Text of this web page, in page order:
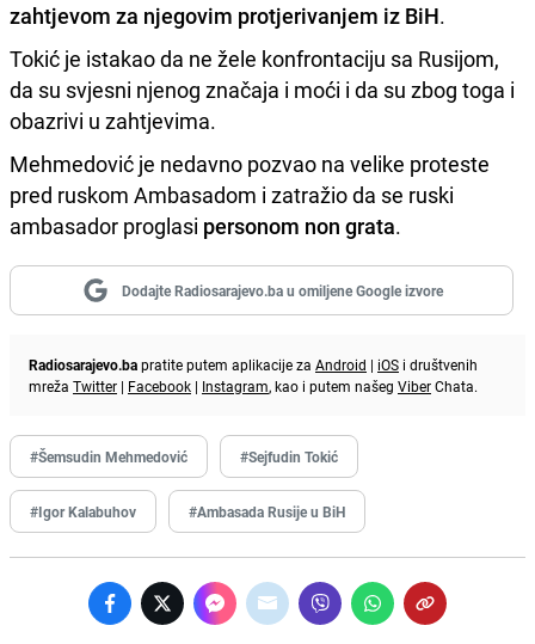
zahtjevom za njegovim protjerivanjem iz BiH.
Tokić je istakao da ne žele konfrontaciju sa Rusijom,
da su svjesni njenog značaja i moći i da su zbog toga i
obazrivi u zahtjevima.
Mehmedović je nedavno pozvao na velike proteste
pred ruskom Ambasadom i zatražio da se ruski
ambasador proglasi personom non grata.
Dodajte Radiosarajevo.ba u omiljene Google izvore
Radiosarajevo.bapratite putem aplikacije za Android | iOS i društvenih
mreža Twitter | Facebook | Instagram, kao i putem našeg ViberChata.
#Šemsudin Mehmedović #Sejfudin Tokić
#Igor Kalabuhov #Ambasada Rusije u BiH